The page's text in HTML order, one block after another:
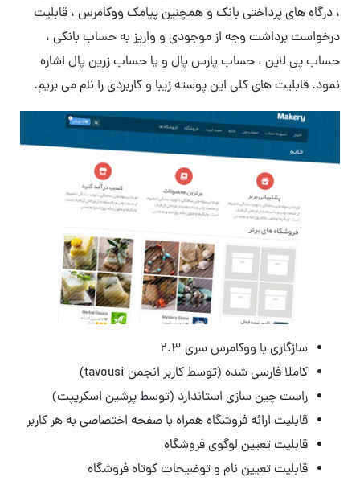
، درگاه های پرداختی بانک و همچنین پیامک ووکامرس ، قابلیت
درخواست برداشت وجه از موجودی و واریز به حساب بانکی ،
حساب پی لاین ، حساب پارس پال و یا حساب زرین پال اشاره
نمود. قابلیت های کلی این پوسته زیبا و کاربردی را نام می بریم.
سازگاری با ووکامرس سری ۲.۳
کاملا فارسی شده (توسط کاربر انجمن tavousi)
راست چین سازی استاندارد (توسط پرشین اسکریپت)
قابلیت ارائه فروشگاه همراه با صفحه اختصاصی به هر کاربر
قابلیت تعیین لوگوی فروشگاه
قابلیت تعیین نام و توضیحات کوتاه فروشگاه